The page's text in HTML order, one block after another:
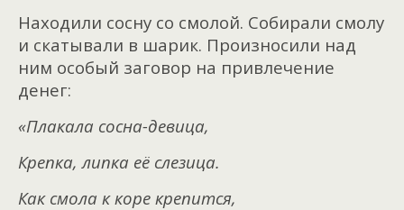
Находили сосну со смолой. Собирали смолу
и скатывали в шарик. Произносили над
ним особый заговор на привлечение
денег:
«Плакала сосна-девица,
Крепка, липка её слезица.
Как смола к коре крепится,